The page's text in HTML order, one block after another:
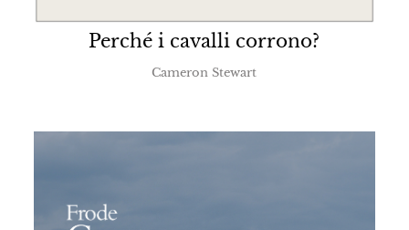
Perché i cavalli corrono?
Cameron Stewart